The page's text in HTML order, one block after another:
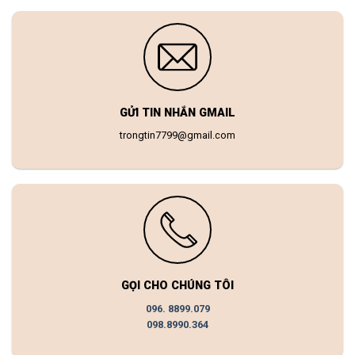
GỬI TIN NHẮN GMAIL
trongtin7799@gmail.com
GỌI CHO CHÚNG TÔI
096. 8899.079
098.8990.364